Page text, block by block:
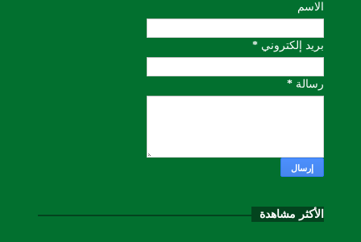
الاسم
بريد إلكتروني*
رسالة*
الأكثر مشاهدة